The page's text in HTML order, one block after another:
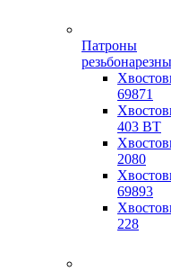
Патроны
69871
403 BT
2080
69893
228